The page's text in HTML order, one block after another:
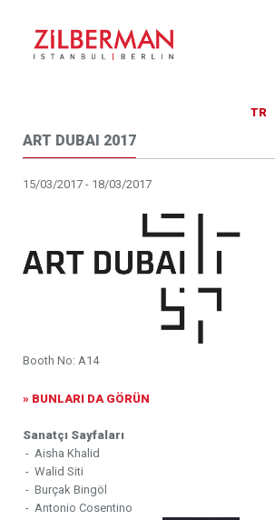
TR
ART DUBAI 2017
15/03/2017 - 18/03/2017
Booth No: A14
» BUNLARI DA GÖRÜN
Sanatçı Sayfaları
- Aisha Khalid
- Walid Siti
- Burçak Bingöl
- Antonio Cosentino